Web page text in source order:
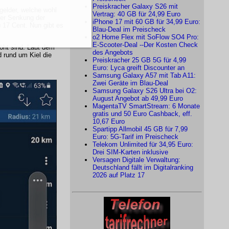
welche wohl
Senkung der
Cent. Nun gibt es
sind. Laut dem
rund um Kiel die
Preiskracher Galaxy S26 mit
Vertrag: 40 GB für 24,99 Euro
iPhone 17 mit 60 GB für 34,99 Euro:
Blau-Deal im Preischeck
o2 Home Flex mit SoFlow SO4 Pro:
E-Scooter-Deal --Der Kosten Check
des Angebots
Preiskracher 25 GB 5G für 4,99
Euro: Lyca greift Discounter an
Samsung Galaxy A57 mit Tab A11:
Zwei Geräte im Blau-Deal
Samsung Galaxy S26 Ultra bei O2:
August Angebot ab 49,99 Euro
MagentaTV SmartStream: 6 Monate
gratis und 50 Euro Cashback, eff.
10,67 Euro
Spartipp Allmobil 45 GB für 7,99
Euro: 5G-Tarif im Preischeck
Telekom Unlimited für 34,95 Euro:
Drei SIM-Karten inklusive
Versagen Digitale Verwaltung:
Deutschland fällt im Digitalranking
2026 auf Platz 17